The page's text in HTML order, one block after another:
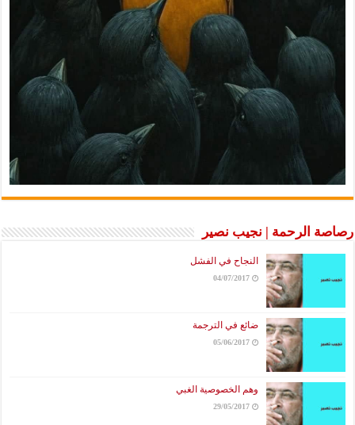
رصاصة الرحمة | نجيب نصير
النجاح في الفشل
04/07/2017
ضائع في الترجمة
05/06/2017
وهم الخصوصية الغبي
29/05/2017